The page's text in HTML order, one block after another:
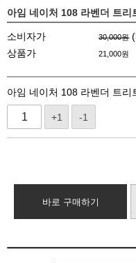
아임 네이처 108 라벤더 트리
소비자가 30,000원 (
상품가
21,000원
아임 네이처 108 라벤더 트리
+1 -1
바로 구매하기